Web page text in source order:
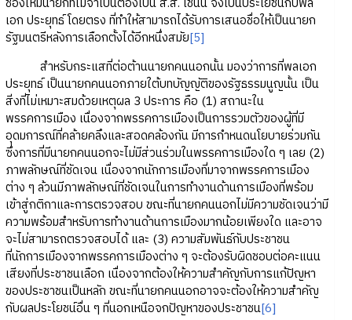
เอก ประยุทธ์ โดยตรง ที่ทำให้สามารถได้รับการเสนอชื่อให้เป็นนายก
รัฐมนตรีหลังการเลือกตั้งได้อีกหนึ่งสมัย[5]
สำหรับกระแสที่ต่อต้านนายกคนนอกนั้น มองว่าการที่พลเอก
ประยุทธ์ เป็นนายกคนนอกภายใต้บทบัญญัติของรัฐธรรมนูญนั้น เป็น
สิ่งที่ไม่เหมาะสมด้วยเหตุผล 3 ประการ คือ (1) สถานะใน
พรรคการเมือง เนื่องจากพรรคการเมืองเป็นการรวมตัวของผู้ที่มี
อุดมการณ์ที่คล้ายคลึงและสอดคล้องกัน มีการกำหนดนโยบายร่วมกัน
ซึ่งการที่มีนายกคนนอกจะไม่มีส่วนร่วมในพรรคการเมืองใด ๆ เลย (2)
ภาพลักษณ์ที่ชัดเจน เนื่องจากนักการเมืองที่มาจากพรรคการเมือง
ต่าง ๆ ล้วนมีภาพลักษณ์ที่ชัดเจนในการทำงานด้านการเมืองที่พร้อม
เข้าสู่กติกาและการตรวจสอบ ขณะที่นายกคนนอกไม่มีความชัดเจนว่ามี
ความพร้อมสำหรับการทำงานด้านการเมืองมากน้อยเพียงใด และอาจ
จะไม่สามารถตรวจสอบได้ และ (3) ความสัมพันธ์กับประชาชน
ที่นักการเมืองจากพรรคการเมืองต่าง ๆ จะต้องรับผิดชอบต่อคะแนน
เสียงที่ประชาชนเลือก เนื่องจากต้องให้ความสำคัญกับการแก้ปัญหา
ของประชาชนเป็นหลัก ขณะที่นายกคนนอกอาจจะต้องให้ความสำคัญ
กับผลประโยชน์อื่น ๆ ที่นอกเหนือจกปัญหาของประชาชน[6]